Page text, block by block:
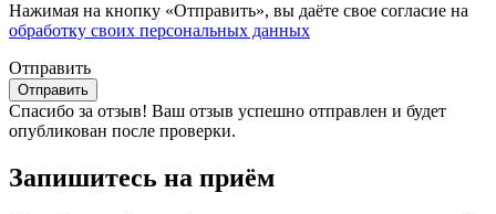
Нажимая на кнопку «Отправить», вы даёте свое согласие на
обработку своих персональных данных
Отправить
Спасибо за отзыв! Ваш отзыв успешно отправлен и будет
опубликован после проверки.
Запишитесь на приём